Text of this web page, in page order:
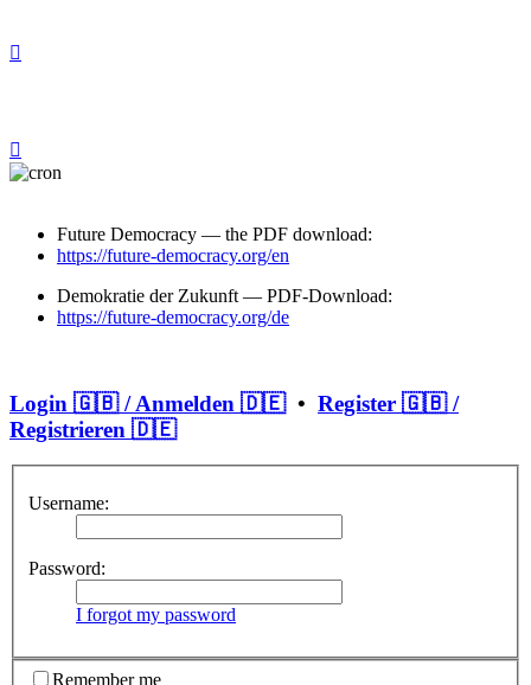
Future Democracy — the PDF download:
https://future-democracy.org/en
Demokratie der Zukunft — PDF-Download:
https://future-democracy.org/de
Login 🇬🇧 / Anmelden 🇩🇪• Register 🇬🇧 /
Registrieren 🇩🇪
Username:
Password:
I forgot my password
Remember me